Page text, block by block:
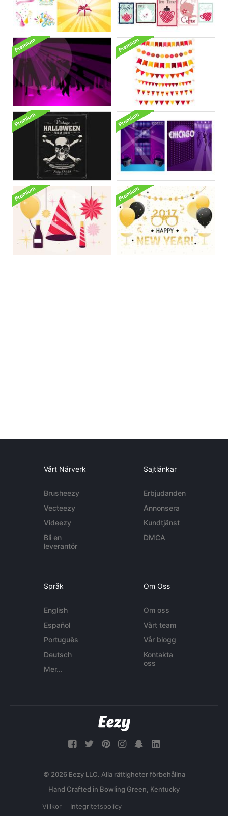
Vårt Närverk
Brusheezy
Vecteezy
Videezy
Bli en
leverantör
Sajtlänkar
Erbjudanden
Annonsera
Kundtjänst
DMCA
Språk
English
Español
Português
Deutsch
Mer...
Om Oss
Om oss
Vårt team
Vår blogg
Kontakta
oss
© 2026 Eezy LLC. Alla rättigheter förbehållna
Villkor Integritetspolicy